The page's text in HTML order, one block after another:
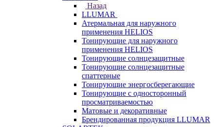
Назад
LLUMAR
Атермальная для наружного
применения HELIOS
Тонирующие для наружного
применения HELIOS
Тонирующие солнцезащитные
Тонирующие солнцезащитные
спаттерные
Тонирующие энергосберегающие
Тонирующие с односторонный
просматриваемостью
Матовые и декоративные
Брендированная продукция LLUMAR